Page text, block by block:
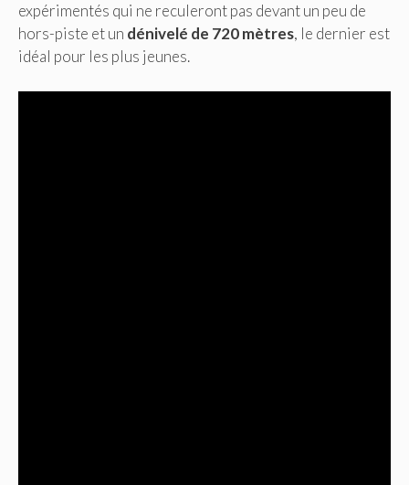
expérimentés qui ne reculeront pas devant un peu de
hors-piste et un dénivelé de 720 mètres, le dernier est
idéal pour les plus jeunes.